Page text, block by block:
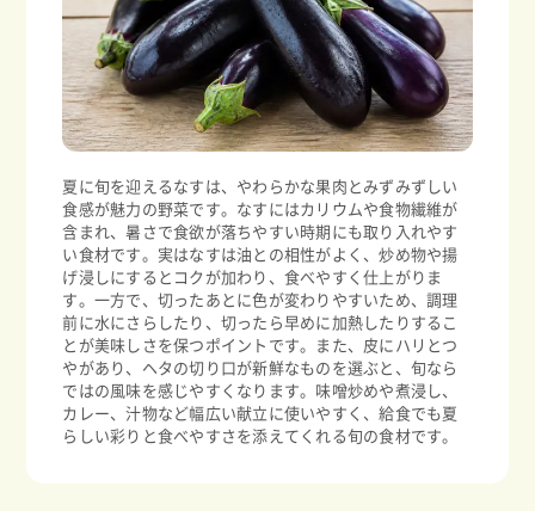
夏に旬を迎えるなすは、やわらかな果肉とみずみずしい
食感が魅力の野菜です。なすにはカリウムや食物繊維が
含まれ、暑さで食欲が落ちやすい時期にも取り入れやす
い食材です。実はなすは油との相性がよく、炒め物や揚
げ浸しにするとコクが加わり、食べやすく仕上がりま
す。一方で、切ったあとに色が変わりやすいため、調理
前に水にさらしたり、切ったら早めに加熱したりするこ
とが美味しさを保つポイントです。また、皮にハリとつ
やがあり、ヘタの切り口が新鮮なものを選ぶと、旬なら
ではの風味を感じやすくなります。味噌炒めや煮浸し、
カレー、汁物など幅広い献立に使いやすく、給食でも夏
らしい彩りと食べやすさを添えてくれる旬の食材です。